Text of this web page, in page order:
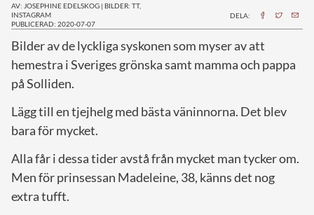
AV: JOSEPHINE EDELSKOG | BILDER: TT,
INSTAGRAM
PUBLICERAD: 2020-07-07
DELA:
Bilder av de lyckliga syskonen som myser av att
hemestra i Sveriges grönska samt mamma och pappa
på Solliden.
Lägg till en tjejhelg med bästa väninnorna. Det blev
bara för mycket.
Alla får i dessa tider avstå från mycket man tycker om.
Men för prinsessan Madeleine, 38, känns det nog
extra tufft.